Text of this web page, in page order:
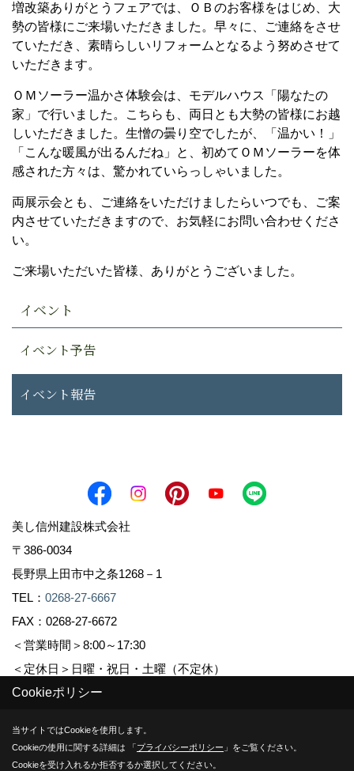
増改築ありがとうフェアでは、ＯＢのお客様をはじめ、大
勢の皆様にご来場いただきました。早々に、ご連絡をさせ
ていただき、素晴らしいリフォームとなるよう努めさせて
いただきます。
ＯＭソーラー温かさ体験会は、モデルハウス「陽なたの
家」で行いました。こちらも、両日とも大勢の皆様にお越
しいただきました。生憎の曇り空でしたが、「温かい！」
「こんな暖風が出るんだね」と、初めてＯＭソーラーを体
感された方々は、驚かれていらっしゃいました。
両展示会とも、ご連絡をいただけましたらいつでも、ご案
内させていただきますので、お気軽にお問い合わせくださ
い。
ご来場いただいた皆様、ありがとうございました。
イベント
イベント予告
イベント報告
美し信州建設株式会社
〒386-0034
長野県上田市中之条1268－1
TEL： 0268-27-6667
FAX：0268-27-6672
＜営業時間＞8:00～17:30
＜定休日＞日曜・祝日・土曜（不定休）
Copyright (c) Sinshuu. All Rights Reserved.
Produced byゴデスクリエイト
Cookieポリシー
当サイトではCookieを使用します。
Cookieの使用に関する詳細は 「プライバシーポリシー 」をご覧ください。
Cookieを受け入れるか拒否するか選択してください。